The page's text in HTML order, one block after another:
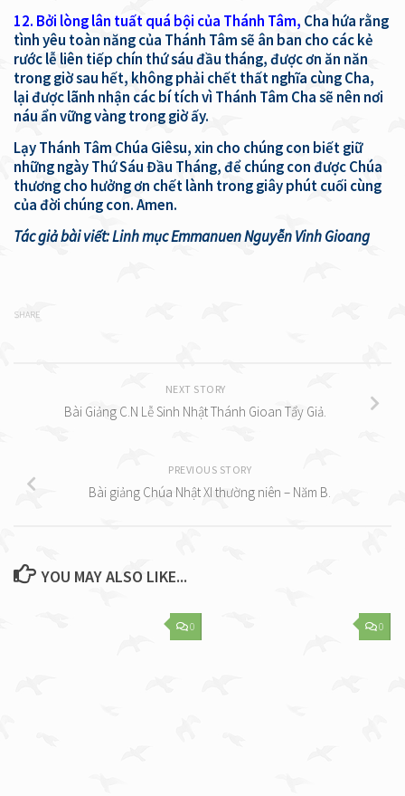
12. Bởi lòng lân tuất quá bội của Thánh Tâm, Cha hứa rằng
tình yêu toàn năng của Thánh Tâm sẽ ân ban cho các kẻ
rước lễ liên tiếp chín thứ sáu đầu tháng, được ơn ăn năn
trong giờ sau hết, không phải chết thất nghĩa cùng Cha,
lại được lãnh nhận các bí tích vì Thánh Tâm Cha sẽ nên nơi
náu ẩn vững vàng trong giờ ấy.
Lạy Thánh Tâm Chúa Giêsu, xin cho chúng con biết giữ
những ngày Thứ Sáu Đầu Tháng, để chúng con được Chúa
thương cho hưởng ơn chết lành trong giây phút cuối cùng
của đời chúng con. Amen.
Tác giả bài viết: Linh mục Emmanuen Nguyễn Vinh Gioang
SHARE
NEXT STORY
Bài Giảng C.N Lễ Sinh Nhật Thánh Gioan Tẩy Giả.
PREVIOUS STORY
Bài giảng Chúa Nhật XI thường niên – Năm B.
YOU MAY ALSO LIKE...
0 0